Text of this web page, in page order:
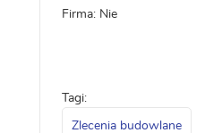
Firma: Nie
Tagi:
Zlecenia budowlane